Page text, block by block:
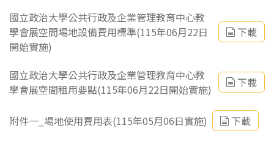
國立政治大學公共行政及企業管理教育中心教
學會展空間場地設備費用標準(115年06月22日
開始實施)
下載
國立政治大學公共行政及企業管理教育中心教
學會展空間租用要點(115年06月22日開始實施)
下載
附件一_場地使用費用表(115年05月06日實施) 下載